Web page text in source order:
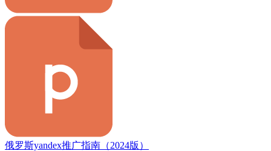
俄罗斯yandex推广指南（2024版）